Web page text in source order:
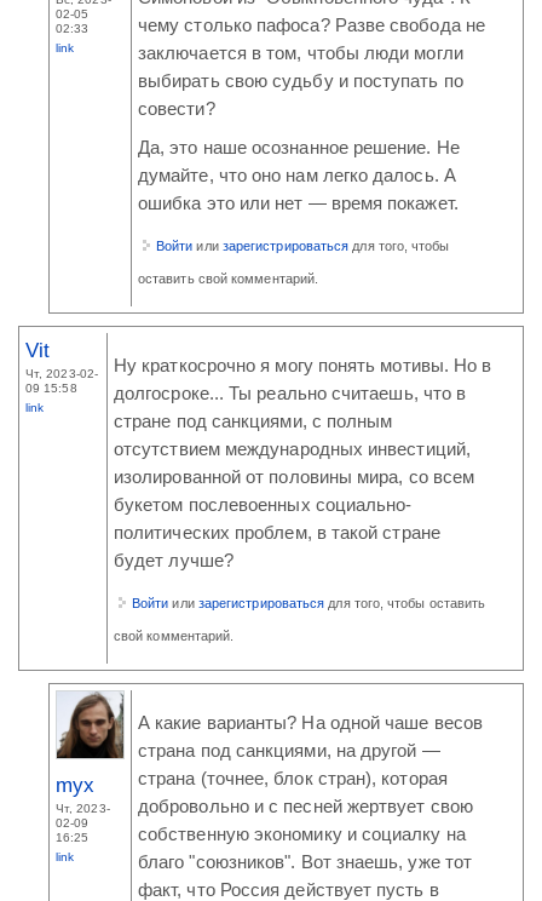
02-05
02:33
link
чему столько пафоса? Разве свобода не
заключается в том, чтобы люди могли
выбирать свою судьбу и поступать по
совести?
Да, это наше осознанное решение. Не
думайте, что оно нам легко далось. А
ошибка это или нет — время покажет.
Войти или зарегистрироваться для того, чтобы
оставить свой комментарий.
Vit
Чт, 2023-02-
09 15:58
link
Ну краткосрочно я могу понять мотивы. Но в
долгосроке... Ты реально считаешь, что в
стране под санкциями, с полным
отсутствием международных инвестиций,
изолированной от половины мира, со всем
букетом послевоенных социально-
политических проблем, в такой стране
будет лучше?
Войти или зарегистрироваться для того, чтобы оставить
свой комментарий.
myx
Чт, 2023-
02-09
16:25
link
А какие варианты? На одной чаше весов
страна под санкциями, на другой —
страна (точнее, блок стран), которая
добровольно и с песней жертвует свою
собственную экономику и социалку на
благо "союзников". Вот знаешь, уже тот
факт, что Россия действует пусть в